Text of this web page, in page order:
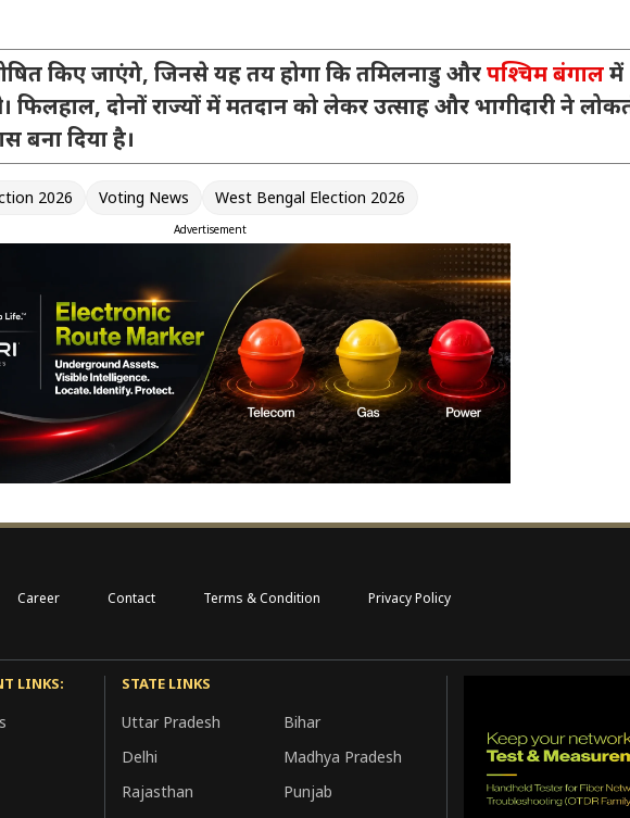
किए जाएंगे, जिनसे यह तय होगा कि तमिलनाडु औरपश्चिम बंगालमें
दोनों राज्यों में मतदान को लेकर उत्साह और भागीदारी ने
बना दिया है।
2026 Voting News West Bengal Election 2026
Advertisement
Career Contact Terms & Condition Privacy Policy
LINKS: STATE LINKS
Uttar Pradesh
Bihar
Delhi
Madhya Pradesh
Rajasthan
Punjab